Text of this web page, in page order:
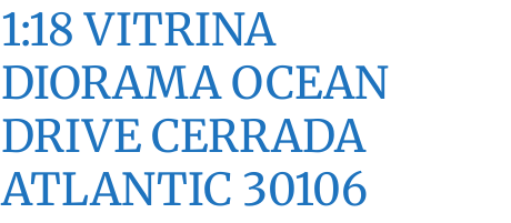
1:18 VITRINA
DIORAMA OCEAN
DRIVE CERRADA
ATLANTIC 30106